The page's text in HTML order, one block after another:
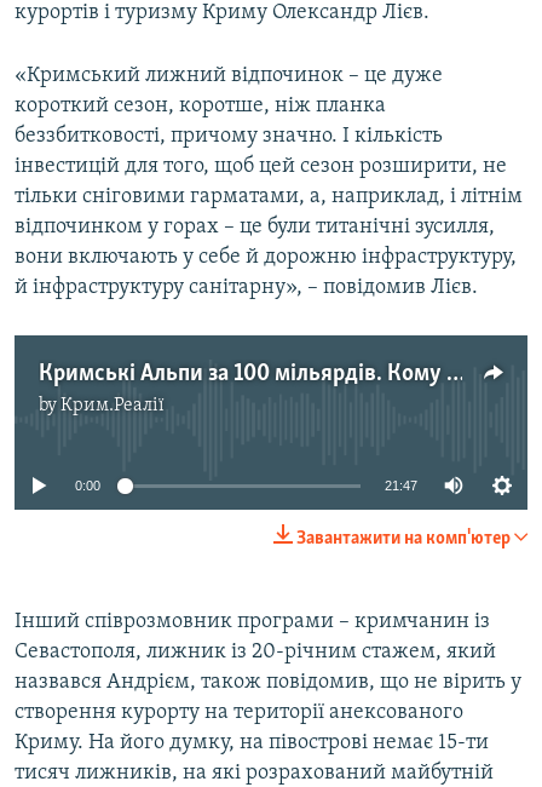
курортів і туризму Криму Олександр Лієв.
«Кримський лижний відпочинок – це дуже
короткий сезон, коротше, ніж планка
беззбитковості, причому значно. І кількість
інвестицій для того, щоб цей сезон розширити, не
тільки сніговими гарматами, а, наприклад, і літнім
відпочинком у горах – це були титанічні зусилля,
вони включають у себе й дорожню інфраструктуру,
й інфраструктуру санітарну», – повідомив Лієв.
Кримські Альпи за 100 мільярдів. Кому потрібен курорт на Чатир-Дазі?
byКрим.Реалії
0:00 21:47
Завантажити на комп'ютер
Інший співрозмовник програми – кримчанин із
Севастополя, лижник із 20-річним стажем, який
назвався Андрієм, також повідомив, що не вірить у
створення курорту на території анексованого
Криму. На його думку, на півострові немає 15-ти
тисяч лижників, на які розрахований майбутній